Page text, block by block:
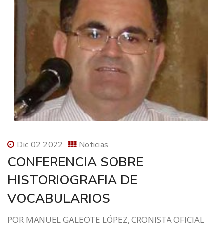
Dic 02 2022 Noticias
CONFERENCIA SOBRE
HISTORIOGRAFIA DE
VOCABULARIOS
POR MANUEL GALEOTE LÓPEZ, CRONISTA OFICIAL